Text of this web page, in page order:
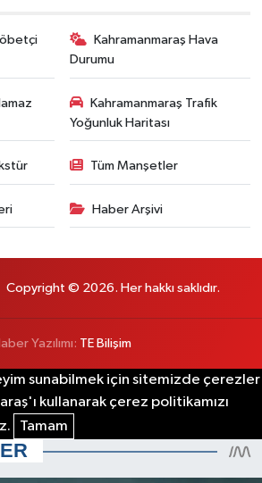
Kahramanmaraş Hava
Durumu
Kahramanmaraş Trafik
Yoğunluk Haritası
Tüm Manşetler
Haber Arşivi
Copyright © 2026. Her hakkı saklıdır.
Yazılımı: TE Bilişim
sunabilmek için sitemizde çerezler
kullanarak çerez politikamızı
Tamam